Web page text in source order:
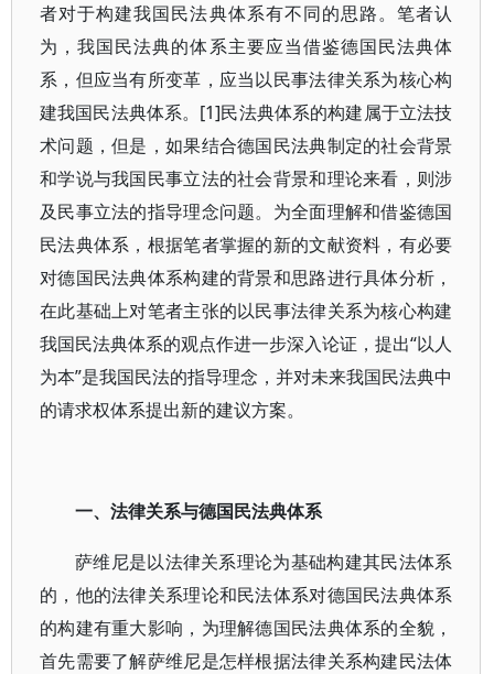
者对于构建我国民法典体系有不同的思路。笔者认
为，我国民法典的体系主要应当借鉴德国民法典体
系，但应当有所变革，应当以民事法律关系为核心构
建我国民法典体系。[1]民法典体系的构建属于立法技
术问题，但是，如果结合德国民法典制定的社会背景
和学说与我国民事立法的社会背景和理论来看，则涉
及民事立法的指导理念问题。为全面理解和借鉴德国
民法典体系，根据笔者掌握的新的文献资料，有必要
对德国民法典体系构建的背景和思路进行具体分析，
在此基础上对笔者主张的以民事法律关系为核心构建
我国民法典体系的观点作进一步深入论证，提出“以人
为本”是我国民法的指导理念，并对未来我国民法典中
的请求权体系提出新的建议方案。
一、法律关系与德国民法典体系
萨维尼是以法律关系理论为基础构建其民法体系
的，他的法律关系理论和民法体系对德国民法典体系
的构建有重大影响，为理解德国民法典体系的全貌，
首先需要了解萨维尼是怎样根据法律关系构建民法体